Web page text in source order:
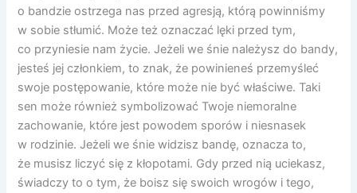
o bandzie ostrzega nas przed agresją, którą powinniśmy
w sobie stłumić. Może też oznaczać lęki przed tym,
co przyniesie nam życie. Jeżeli we śnie należysz do bandy,
jesteś jej członkiem, to znak, że powinieneś przemyśleć
swoje postępowanie, które może nie być właściwe. Taki
sen może również symbolizować Twoje niemoralne
zachowanie, które jest powodem sporów i niesnasek
w rodzinie. Jeżeli we śnie widzisz bandę, oznacza to,
że musisz liczyć się z kłopotami. Gdy przed nią uciekasz,
świadczy to o tym, że boisz się swoich wrogów i tego,